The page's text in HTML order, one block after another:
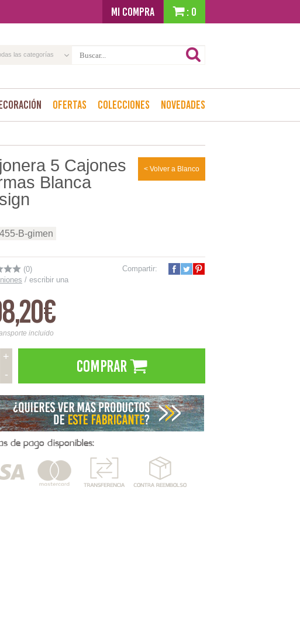
MI COMPRA : 0
las categorías
Ofertas Colecciones Novedades
< Volver a Blanco
5 Cajones
Blanca
B-gimen
(0)
/ escribir una
Compartir:
incluido
+
-
Comprar
de pago disponibles: